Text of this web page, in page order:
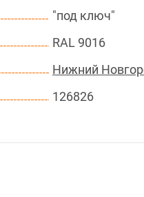
"под ключ"
RAL 9016
Нижний
126826